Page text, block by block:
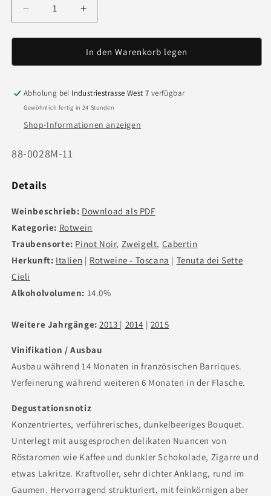
Verringere
die
Menge
Indaco
IGT
&#39;11
150cl
Erhöhe
die
Menge
für
Indaco
IGT
&#39;11
150cl
In den Warenkorb legen
Abholung bei Industriestrasse West 7 verfügbar
Gewöhnlich fertig in 24 Stunden
Shop-Informationen anzeigen
Art.
88-0028M-11
Details
Weinbeschrieb: Download als PDF
Kategorie: Rotwein
Traubensorte: Pinot Noir, Zweigelt, Cabertin
Herkunft: Italien | Rotweine - Toscana | Tenuta dei Sette
Cieli
Alkoholvolumen: 14.0%
Weitere Jahrgänge:2013 | 2014 | 2015
Vinifikation / Ausbau
Ausbau während 14 Monaten in französischen Barriques.
Verfeinerung während weiteren 6 Monaten in der Flasche.
Degustationsnotiz
Konzentriertes, verführerisches, dunkelbeeriges Bouquet.
Unterlegt mit ausgesprochen delikaten Nuancen von
Röstaromen wie Kaffee und dunkler Schokolade, Zigarre und
etwas Lakritze. Kraftvoller, sehr dichter Anklang, rund im
Gaumen. Hervorragend strukturiert, mit feinkörnigen aber